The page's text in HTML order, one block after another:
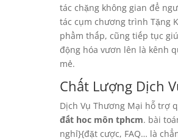
tác chặng không gian để
tác cụm chương trình Tặng
phầm thấp, cũng tiếp tục
động hóa vươn lên là kênh
mẻ.
Chất Lượng Dịch
Dịch Vụ Thương Mại hỗ trợ
đất hoc môn tphcm. bài
nghỉ}{đặt cược, FAQ… là